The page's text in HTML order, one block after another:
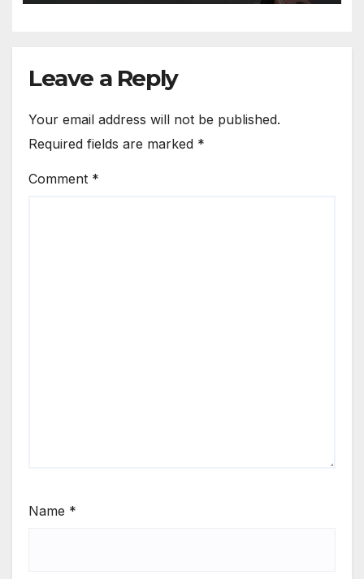
Leave a Reply
Your email address will not be published.
Required fields are marked *
Comment *
Name *